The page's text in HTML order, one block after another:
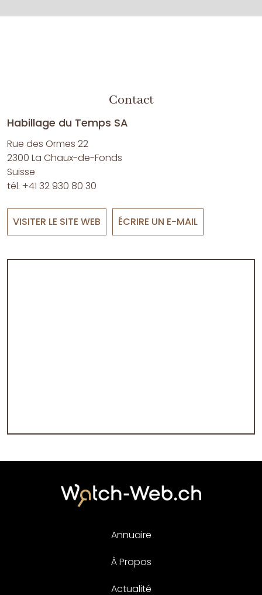
Contact
Habillage du Temps SA
Rue des Ormes 22
2300 La Chaux-de-Fonds
Suisse
tél. +41 32 930 80 30
VISITER LE SITE WEB ÉCRIRE UN E-MAIL
Annuaire
À Propos
Actualité